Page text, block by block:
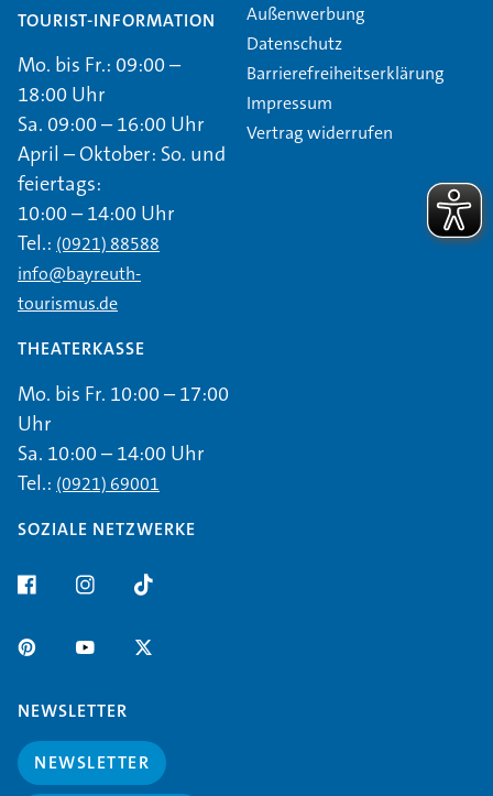
TOURIST-INFORMATION
Mo. bis Fr.: 09:00 –
18:00 Uhr
Sa. 09:00 – 16:00 Uhr
April – Oktober: So. und
feiertags:
10:00 – 14:00 Uhr
Tel.: (0921) 88588
info@bayreuth-
tourismus.de
THEATERKASSE
Mo. bis Fr. 10:00 – 17:00
Uhr
Sa. 10:00 – 14:00 Uhr
Tel.: (0921) 69001
SOZIALE NETZWERKE
Außenwerbung
Datenschutz
Barrierefreiheitserklärung
Impressum
Vertrag widerrufen
NEWSLETTER
NEWSLETTER